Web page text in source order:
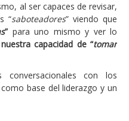
al ser capaces de revisar,
“saboteadores” viendo que
” para uno mismo y ver lo
capacidad de “tomar
conversacionales con los
base del liderazgo y un